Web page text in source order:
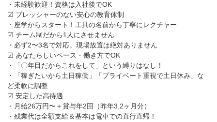
・未経験歓迎！資格は入社後でOK
☑ プレッシャーのない安心の教育体制
・座学からスタート！工具の名前から丁寧にレクチャー
☑ チーム制だから1人にさせません
・必ず2〜3名で対応。現場放置は絶対ありません
☑ あなたらしいペース・働き方でOK
・「〇年目だからこれをして」という縛りはなし！
・「稼ぎたいから土日稼働」「プライベート重視で土日休み」な
ど柔軟に調整
☑ 安定した高待遇
・月給26万円〜＋賞与年2回（昨年3.2ヶ月分）
・残業代は全額支給＆基本は電車での直行直帰！